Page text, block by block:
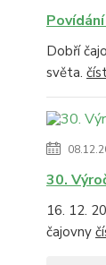
Dobří
světa.
30.
16. 12.
čajovny